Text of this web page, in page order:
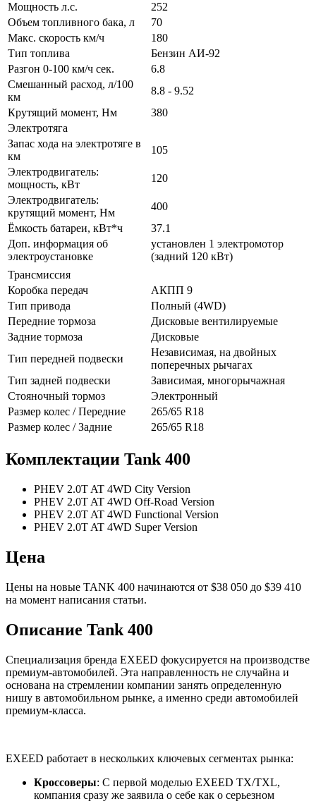
Мощность л.с.
252
Объем топливного бака, л
70
Макс. скорость км/ч
180
Тип топлива
Бензин АИ-92
Разгон 0-100 км/ч сек.
6.8
Смешанный расход, л/100
км
8.8 - 9.52
Крутящий момент, Нм
380
Электротяга
Запас хода на электротяге в
км
105
Электродвигатель:
мощность, кВт
120
Электродвигатель:
крутящий момент, Нм
400
Ёмкость батареи, кВт*ч
37.1
Доп. информация об
электроустановке
установлен 1 электромотор
(задний 120 кВт)
Трансмиссия
Коробка передач
АКПП 9
Тип привода
Полный (4WD)
Передние тормоза
Дисковые вентилируемые
Задние тормоза
Дисковые
Тип передней подвески
Независимая, на двойных
поперечных рычагах
Тип задней подвески
Зависимая, многорычажная
Стояночный тормоз
Электронный
Размер колес / Передние
265/65 R18
Размер колес / Задние
265/65 R18
Комплектации Tank 400
PHEV 2.0T AT 4WD City Version
PHEV 2.0T AT 4WD Off-Road Version
PHEV 2.0T AT 4WD Functional Version
PHEV 2.0T AT 4WD Super Version
Цена
Цены на новые TANK 400 начинаются от $38 050 до $39 410
на момент написания статьи.
Описание Tank 400
Специализация бренда EXEED фокусируется на производстве
премиум-автомобилей. Эта направленность не случайна и
основана на стремлении компании занять определенную
нишу в автомобильном рынке, а именно среди автомобилей
премиум-класса.
EXEED работает в нескольких ключевых сегментах рынка:
Кроссоверы: С первой моделью EXEED TX/TXL,
компания сразу же заявила о себе как о серьезном